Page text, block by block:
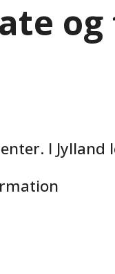
I Jylland